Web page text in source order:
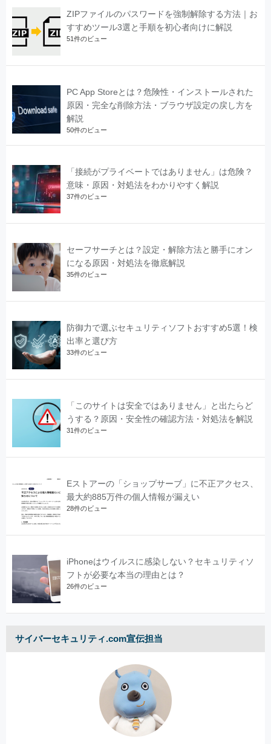
ZIPファイルのパスワードを強制解除する方法｜お
すすめツール3選と手順を初心者向けに解説
51件のビュー
PC App Storeとは？危険性・インストールされた
原因・完全な削除方法・ブラウザ設定の戻し方を
解説
50件のビュー
「接続がプライベートではありません」は危険？
意味・原因・対処法をわかりやすく解説
37件のビュー
セーフサーチとは？設定・解除方法と勝手にオン
になる原因・対処法を徹底解説
35件のビュー
防御力で選ぶセキュリティソフトおすすめ5選！検
出率と選び方
33件のビュー
「このサイトは安全ではありません」と出たらど
うする？原因・安全性の確認方法・対処法を解説
31件のビュー
Eストアーの「ショップサーブ」に不正アクセス、
最大約885万件の個人情報が漏えい
28件のビュー
iPhoneはウイルスに感染しない？セキュリティソ
フトが必要な本当の理由とは？
26件のビュー
サイバーセキュリティ.com宣伝担当